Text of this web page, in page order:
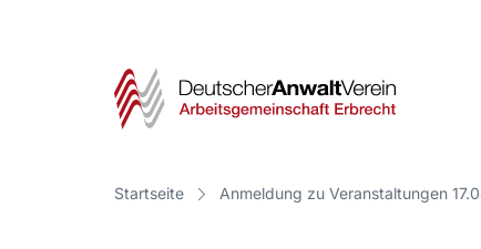
Startseite Anmeldung zu Veranstaltungen